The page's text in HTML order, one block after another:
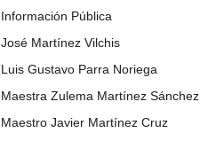
Información Pública
José Martínez Vilchis
Luis Gustavo Parra Noriega
Maestra Zulema Martínez Sánchez
Maestro Javier Martínez Cruz